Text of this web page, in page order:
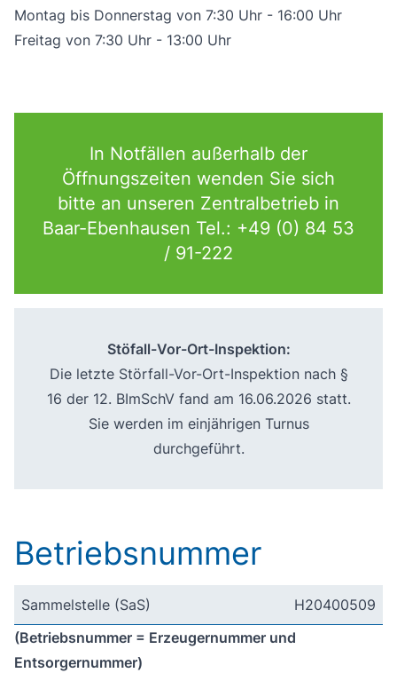
Montag bis Donnerstag von 7:30 Uhr - 16:00 Uhr
Freitag von 7:30 Uhr - 13:00 Uhr
In Notfällen außerhalb der
Öffnungszeiten wenden Sie sich
bitte an unseren Zentralbetrieb in
Baar-Ebenhausen Tel.: +49 (0) 84 53
/ 91-222
Stöfall-Vor-Ort-Inspektion:
Die letzte Störfall-Vor-Ort-Inspektion nach §
16 der 12. BImSchV fand am 16.06.2026 statt.
Sie werden im einjährigen Turnus
durchgeführt.
Betriebsnummer
Sammelstelle (SaS)
H20400509
(Betriebsnummer = Erzeugernummer und
Entsorgernummer)